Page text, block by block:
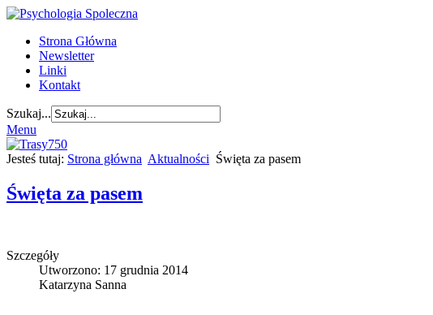
Strona Główna
Newsletter
Linki
Kontakt
Szukaj...
Menu
Jesteś tutaj: Strona główna Aktualności Święta za pasem
Święta za pasem
Szczegóły
Utworzono: 17 grudnia 2014
Katarzyna Sanna